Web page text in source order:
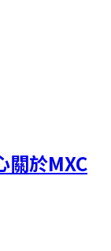
關於MXC